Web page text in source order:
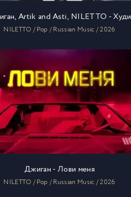
Artik and Asti, NILETTO - Худи
NILETTO / Pop / Russian Music / 2026
Джиган - Лови меня
NILETTO / Pop / Russian Music / 2026